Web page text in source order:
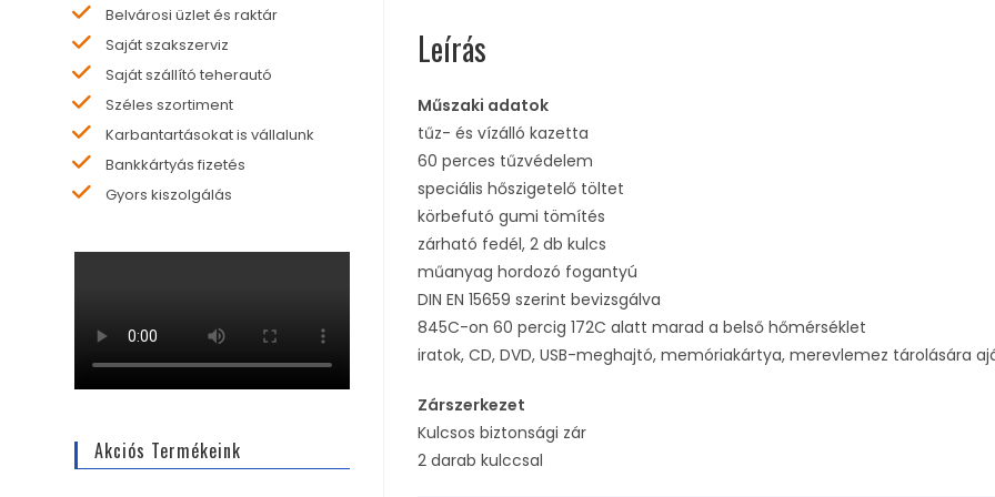
Leírás
Műszaki adatok
tűz- és vízálló kazetta
60 perces tűzvédelem
speciális hőszigetelő töltet
körbefutó gumi tömítés
zárható fedél, 2 db kulcs
műanyag hordozó fogantyú
DIN EN 15659 szerint bevizsgálva
845C-on 60 percig 172C alatt marad a belső hőmérséklet
iratok, CD, DVD, USB-meghajtó, memóriakártya, merevlemez tárolására
Zárszerkezet
Kulcsos biztonsági zár
2 darab kulccsal
Belvárosi üzlet és raktár
Saját szakszerviz
Saját szállító teherautó
Széles szortiment
Karbantartásokat is vállalunk
Bankkártyás fizetés
Gyors kiszolgálás
Akciós Termékeink